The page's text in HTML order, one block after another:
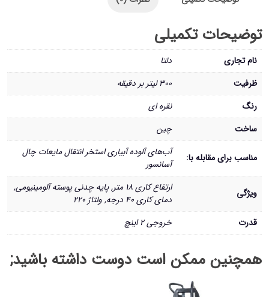
توضیحات تکمیلی
نام تجاری
دلتا
ظرفیت
۳۰۰ لیتر بر دقیقه
رنگ
نقره ای
ساخت
چین
مناسب برای مقابله با:
آب‌های آلوده آبیاری استخر انتقال مایعات چال
آسانسور
ویژگی
ارتفاع کاری 18 متر, پایه چدنی پوسته آلومینیومی,
دمای کاری 40 درجه, ولتاژ 220
قدرت
خروجی 2 اینچ
همچنین ممکن است دوست داشته باشید;